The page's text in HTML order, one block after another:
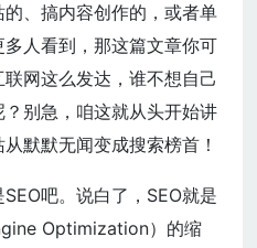
、搞内容创作的，或者单
人看到，那这篇文章你可
网这么发达，谁不想自己
别急，咱这就从头开始讲
默默无闻变成搜索榜首！
吧。说白了，SEO就是
Optimization）的缩